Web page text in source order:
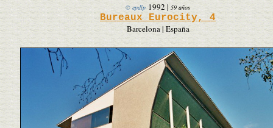
© epdlp 1992 | 59 años
Bureaux Eurocity, 4
Barcelona | España